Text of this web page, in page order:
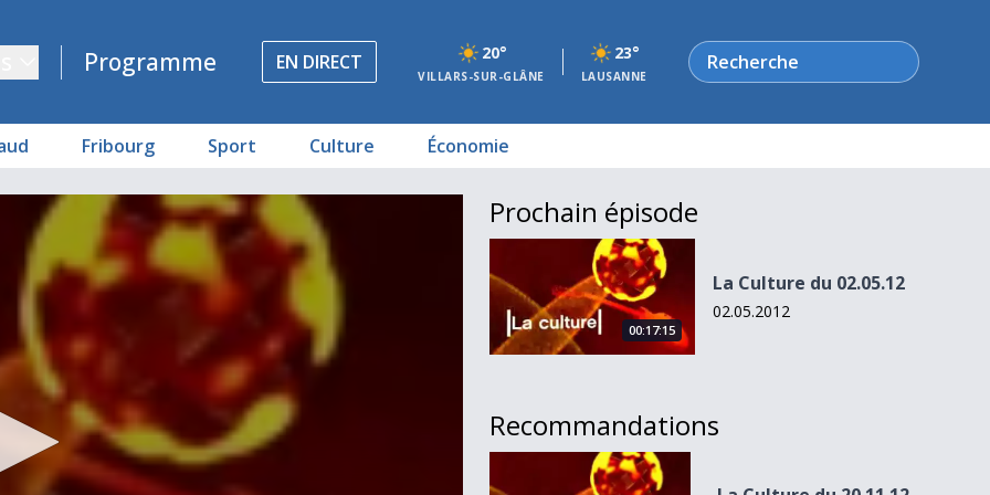
Programme EN DIRECT 20°
VILLARS-SUR-GLÂNE
23°
LAUSANNE
Rechercher
Fribourg Sport Culture Économie
Prochain épisode
La Culture du 02.05.12
00:17:15
La Culture du 02.05.12
02.05.2012
Recommandations
La Culture du 20.11.12